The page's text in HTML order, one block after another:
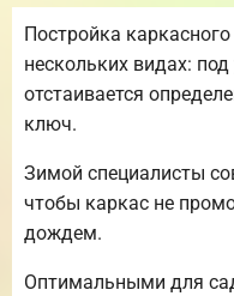
Постройка
нескольких видах:
отстаивается
ключ.
Зимой специалисты
чтобы каркас не
дождем.
Оптимальными для